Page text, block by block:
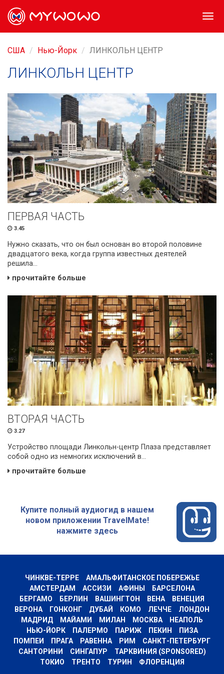
США Нью-Йорк ЛИНКОЛЬН ЦЕНТР
ЛИНКОЛЬН ЦЕНТР
ПЕРВАЯ ЧАСТЬ
3.45
Нужно сказать, что он был основан во второй половине
двадцатого века, когда группа известных деятелей
решила...
прочитайте больше
ВТОРАЯ ЧАСТЬ
3.27
Устройство площади Линкольн-центр Плаза представляет
собой одно из немногих исключений в...
прочитайте больше
Купите полный аудиогид в нашем
новом приложении TravelMate!
нажмите здесь
ЧИНКВЕ-ТЕРРЕ
АМАЛЬФИТАНСКОЕ ПОБЕРЕЖЬЕ
АМСТЕРДАМ
АССИЗИ АФИНЫ
БАРСЕЛОНА
БЕРГАМО
БЕРЛИН ВАШИНГТОН ВЕНА
ВЕНЕЦИЯ
ВЕРОНА
ГОНКОНГ ДУБАЙ КОМО ЛЕЧЧЕ
ЛОНДОН
МАДРИД
МАЙАМИ МИЛАН МОСКВА
НЕАПОЛЬ
НЬЮ-ЙОРК
ПАЛЕРМО ПАРИЖ ПЕКИН
ПИЗА
ПОМПЕИ
ПРАГА РАВЕННА РИМ
САНКТ-ПЕТЕРБУРГ
САНТОРИНИ
СИНГАПУР
ТАРКВИНИЯ (SPONSORED)
ТОКИО
ТРЕНТО ТУРИН ФЛОРЕНЦИЯ